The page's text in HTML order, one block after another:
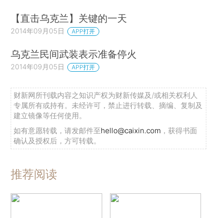
【直击乌克兰】关键的一天
2014年09月05日 APP打开
乌克兰民间武装表示准备停火
2014年09月05日 APP打开
财新网所刊载内容之知识产权为财新传媒及/或相关权利人
专属所有或持有。未经许可，禁止进行转载、摘编、复制及
建立镜像等任何使用。
如有意愿转载，请发邮件至hello@caixin.com ，获得书面
确认及授权后，方可转载。
推荐阅读